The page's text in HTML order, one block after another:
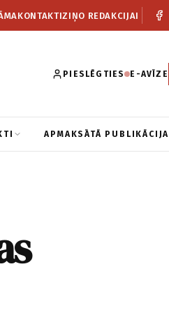
KONTAKTIZIŅO REDAKCIJAI
PIESLĒGTIES E-AVĪZE
APMAKSĀTĀ PUBLIKĀCIJA